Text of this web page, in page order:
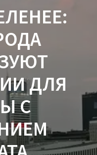
ДЛЯ
С